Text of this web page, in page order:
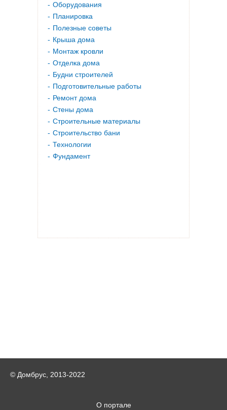
Оборудования
Планировка
Полезные советы
Крыша дома
Монтаж кровли
Отделка дома
Будни строителей
Подготовительные работы
Ремонт дома
Стены дома
Строительные материалы
Строительство бани
Технологии
Фундамент
© Домбрус, 2013-2022
О портале